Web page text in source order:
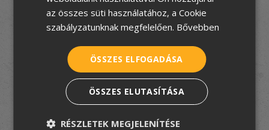
Elfogadom az adatkezelési tájékoztatót
FELIRATKOZOM
SERBIAN
az összes süti használatához, a Cookie
szabályzatunknak megfelelően. Bővebben
ÖSSZES ELFOGADÁSA
ÖSSZES ELUTASÍTÁSA
RÉSZLETEK MEGJELENÍTÉSE